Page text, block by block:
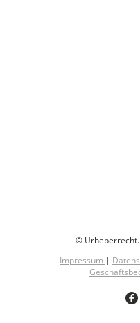
© Urheberrecht.
Impressum |